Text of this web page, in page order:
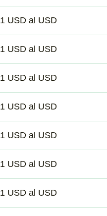
1 USD al USD
1 USD al USD
1 USD al USD
1 USD al USD
1 USD al USD
1 USD al USD
1 USD al USD